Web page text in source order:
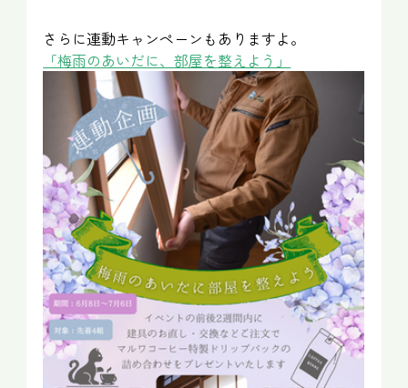
さらに連動キャンペーンもありますよ。
「梅雨のあいだに、部屋を整えよう」